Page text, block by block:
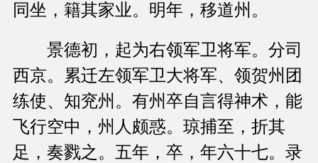
同坐，籍其家业。明年，移道州。
景德初，起为右领军卫将军。分司
西京。累迁左领军卫大将军、领贺州团
练使、知兖州。有州卒自言得神术，能
飞行空中，州人颇惑。琼捕至，折其
足，奏戮之。五年，卒，年六十七。录